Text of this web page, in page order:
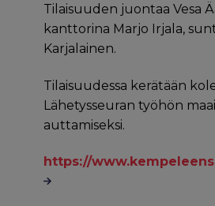
Tilaisuuden juontaa Vesa
kanttorina Marjo Irjala,
Karjalainen.
Tilaisuudessa kerätään
Lähetysseuran työhön
auttamiseksi.
https://